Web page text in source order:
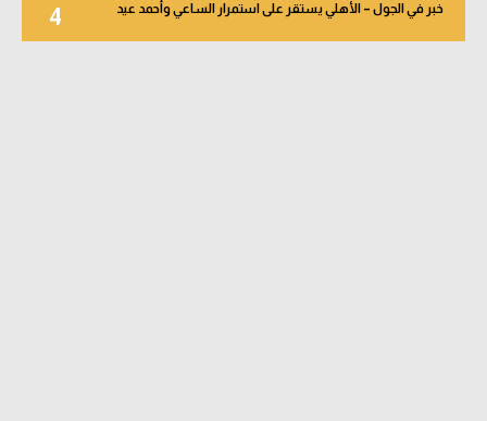
4 خبر في الجول – الأهلي يستقر على استمرار الساعي وأحمد عيد